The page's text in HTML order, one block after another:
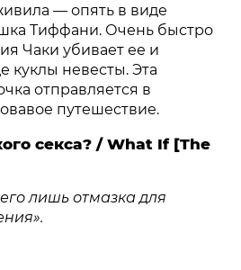
— опять в виде
Тиффани. Очень быстро
Чаки убивает ее и
куклы невесты. Эта
отправляется в
путешествие.
секса? / What If [The
лишь отмазка для